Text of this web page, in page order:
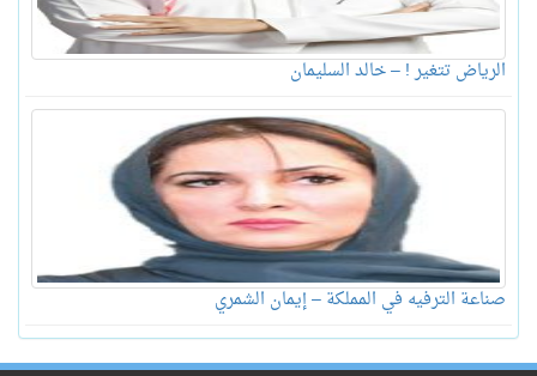
الرياض تتغير ! – خالد السليمان
صناعة الترفيه في المملكة – إيمان الشمري